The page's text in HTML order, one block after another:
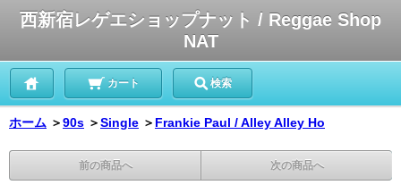
西新宿レゲエショップナット / Reggae Shop
NAT
カート 検索
ホーム ＞90s ＞Single ＞ Frankie Paul / Alley Alley Ho
前の商品へ 次の商品へ